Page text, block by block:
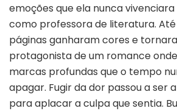
emoções que ela nunca
como professora de literatura. Até
páginas ganharam cores e
protagonista de um romance
marcas profundas que o tempo
apagar. Fugir da dor passou a ser
para aplacar a culpa que sentia.